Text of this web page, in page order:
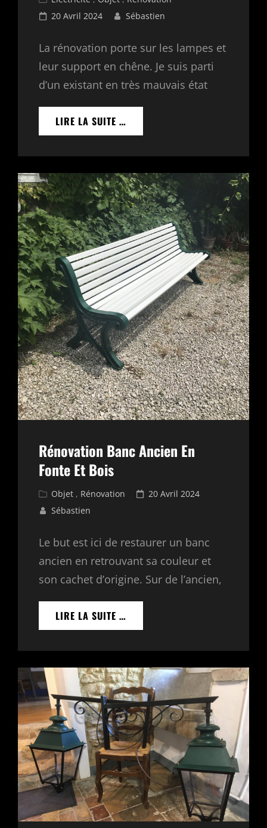
Links
Posted
20 Avril 2024 Sébastien
La rénovation porte sur les lampes et
leur support en chêne. Je suis parti
d’un existant en très mauvais état
LIRE LA SUITE …
DE
ET
SUPPORTS
Rénovation Banc Ancien En
Fonte Et Bois
Cat
Links
Objet , Rénovation
Posted
20 Avril 2024
Sébastien
Le but est ici de restaurer un banc
ancien en retrouvant sa couleur et
son cachet d’origine. Sur de l’ancien,
LIRE LA SUITE …
BANC
EN
ET
BOIS